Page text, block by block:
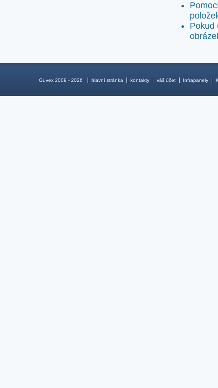
Pokud
Guvex 2009 - 2026 hlavní stránka kontakty váš účet Infrapanely